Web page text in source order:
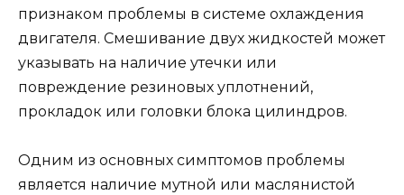
признаком проблемы в системе охлаждения
двигателя. Смешивание двух жидкостей может
указывать на наличие утечки или
повреждение резиновых уплотнений,
прокладок или головки блока цилиндров.
Одним из основных симптомов проблемы
является наличие мутной или маслянистой